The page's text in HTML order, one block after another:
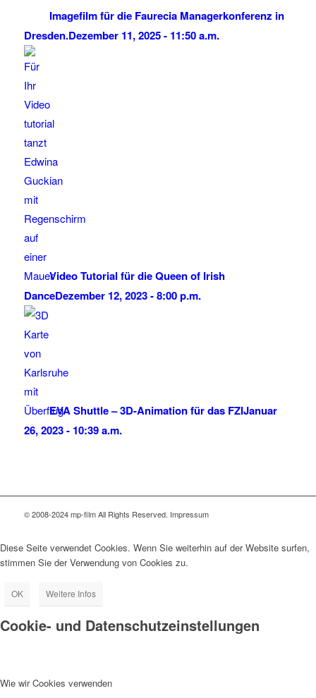
Imagefilm für die Faurecia Managerkonferenz in
Dresden.Dezember 11, 2025 - 11:50 a.m.
Video Tutorial für die Queen of Irish
DanceDezember 12, 2023 - 8:00 p.m.
EVA Shuttle – 3D-Animation für das FZIJanuar
26, 2023 - 10:39 a.m.
© 2008-2024 mp-film All Rights Reserved. Impressum
Diese Seite verwendet Cookies. Wenn Sie weiterhin auf der Website surfen,
stimmen Sie der Verwendung von Cookies zu.
OK Weitere Infos
Cookie- und Datenschutzeinstellungen
Wie wir Cookies verwenden